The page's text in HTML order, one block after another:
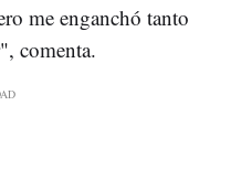
me enganchó tanto
comenta.